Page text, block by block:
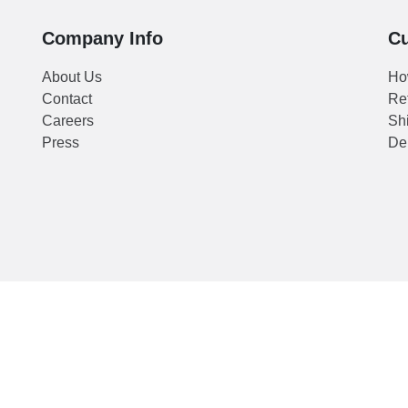
Company Info
About Us
Contact
Careers
Press